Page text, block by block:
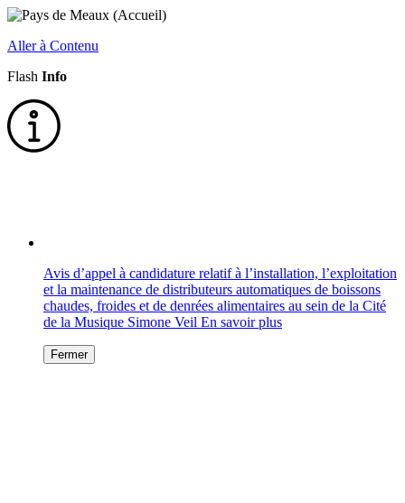
Aller à Contenu
Flash Info
Avis d’appel à candidature relatif à l’installation, l’exploitation
et la maintenance de distributeurs automatiques de boissons
chaudes, froides et de denrées alimentaires au sein de la Cité
de la Musique Simone Veil En savoir plus
Fermer